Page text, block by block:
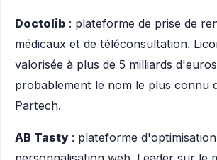
Doctolib : plateforme de prise de
médicaux et de téléconsultation.
valorisée à plus de 5 milliards
probablement le nom le plus connu
Partech.
AB Tasty: plateforme